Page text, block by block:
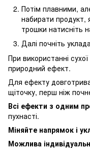
Потім плавними,
набирати продукт,
трошки натисніть
Далі почніть
При використанні
природний ефект.
Для ефекту
щіточку, перш ніж
Всі ефекти з одним
пухнасті.
Міняйте напрямок і
Можлива